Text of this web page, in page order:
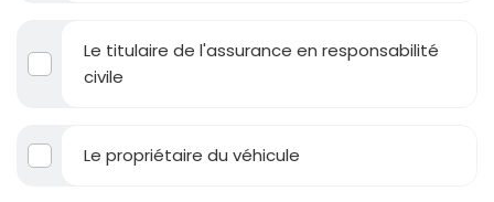
Le titulaire de l'assurance en responsabilité
civile
Le propriétaire du véhicule